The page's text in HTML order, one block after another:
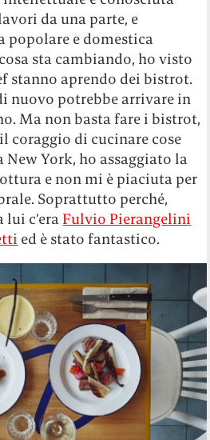
da una parte, e
popolare e domestica
sta cambiando, ho visto
stanno aprendo dei bistrot.
nuovo potrebbe arrivare in
Ma non basta fare i bistrot,
coraggio di cucinare cose
York, ho assaggiato la
e non mi è piaciuta per
Soprattutto perché,
c’era Fulvio Pierangelini
ed è stato fantastico.